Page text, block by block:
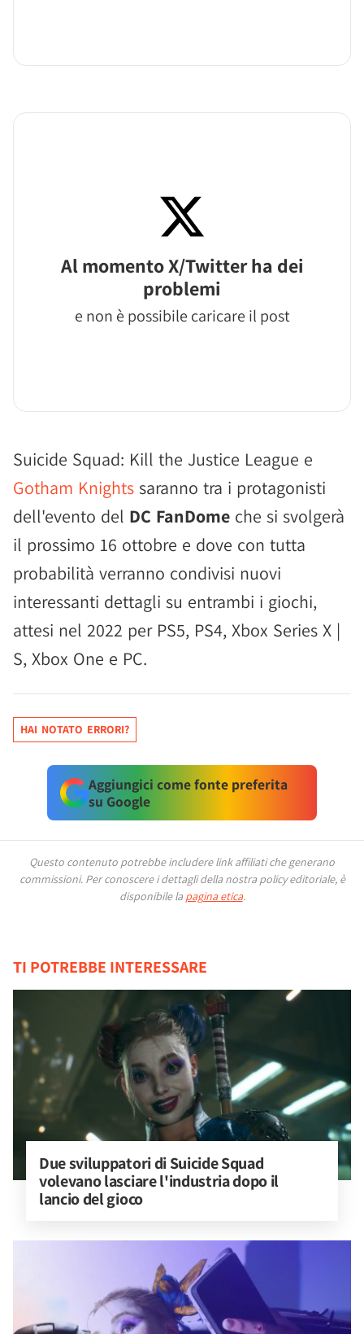
Al momento X/Twitter ha dei
problemi
e non è possibile caricare il post
Suicide Squad: Kill the Justice League e
Gotham Knights saranno tra i protagonisti
dell'evento del DC FanDome che si svolgerà
il prossimo 16 ottobre e dove con tutta
probabilità verranno condivisi nuovi
interessanti dettagli su entrambi i giochi,
attesi nel 2022 per PS5, PS4, Xbox Series X |
S, Xbox One e PC.
HAI NOTATO ERRORI?
Aggiungici come fonte preferita
su Google
Questo contenuto potrebbe includere link affiliati che generano
commissioni. Per conoscere i dettagli della nostra policy editoriale, è
disponibile la pagina etica.
TI POTREBBE INTERESSARE
Due sviluppatori di Suicide Squad
volevano lasciare l'industria dopo il
lancio del gioco